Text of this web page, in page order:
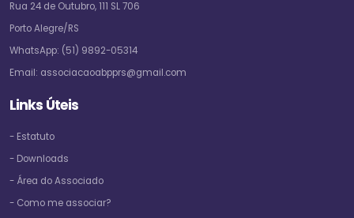
Rua 24 de Outubro, 111 SL 706
Porto Alegre/RS
WhatsApp: (51) 9892-05314
Email: associacaoabpprs@gmail.com
Links Úteis
- Estatuto
- Downloads
- Área do Associado
- Como me associar?